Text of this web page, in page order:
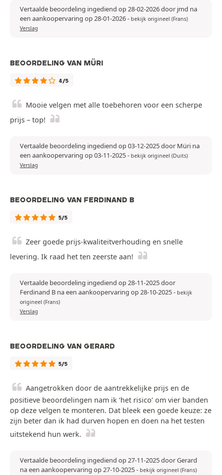
Vertaalde beoordeling ingediend op 28-02-2026 door jmd na
een aankoopervaring op 28-01-2026- bekijk origineel (Frans)
Verslag
BEOORDELING VAN MÜRI
4/5
Mooie velgen met alle toebehoren voor een scherpe
prijs – top!
Vertaalde beoordeling ingediend op 03-12-2025 door Müri na
een aankoopervaring op 03-11-2025- bekijk origineel (Duits)
Verslag
BEOORDELING VAN FERDINAND B
5/5
Zeer goede prijs-kwaliteitverhouding en snelle
levering. Ik raad het ten zeerste aan!
Vertaalde beoordeling ingediend op 28-11-2025 door
Ferdinand B na een aankoopervaring op 28-10-2025- bekijk
origineel (Frans)
Verslag
BEOORDELING VAN GERARD
5/5
Aangetrokken door de aantrekkelijke prijs en de
positieve beoordelingen nam ik ‘het risico’ om vier banden
op deze velgen te monteren. Dat bleek een goede keuze: ze
zijn beter dan ik had durven hopen en doen na het testen
uitstekend hun werk.
Vertaalde beoordeling ingediend op 27-11-2025 door Gerard
na een aankoopervaring op 27-10-2025- bekijk origineel (Frans)